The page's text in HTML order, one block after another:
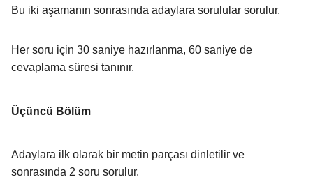
Bu iki aşamanın sonrasında adaylara sorulular sorulur.
Her soru için 30 saniye hazırlanma, 60 saniye de
cevaplama süresi tanınır.
Üçüncü Bölüm
Adaylara ilk olarak bir metin parçası dinletilir ve
sonrasında 2 soru sorulur.